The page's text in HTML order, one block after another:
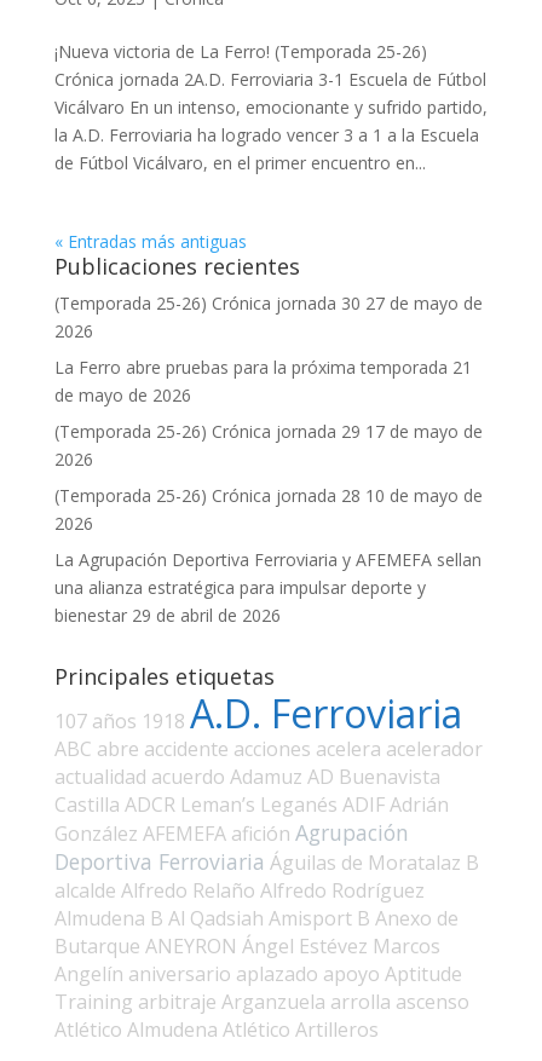
¡Nueva victoria de La Ferro! (Temporada 25-26)
Crónica jornada 2A.D. Ferroviaria 3-1 Escuela de Fútbol
Vicálvaro ​​​​​En un intenso, emocionante y sufrido partido,
la A.D. Ferroviaria ha logrado vencer 3 a 1 a la Escuela
de Fútbol Vicálvaro, en el primer encuentro en...
« Entradas más antiguas
Publicaciones recientes
(Temporada 25-26) Crónica jornada 30 27 de mayo de
2026
La Ferro abre pruebas para la próxima temporada 21
de mayo de 2026
(Temporada 25-26) Crónica jornada 29 17 de mayo de
2026
(Temporada 25-26) Crónica jornada 28 10 de mayo de
2026
La Agrupación Deportiva Ferroviaria y AFEMEFA sellan
una alianza estratégica para impulsar deporte y
bienestar 29 de abril de 2026
Principales etiquetas
107 años 1918 A.D. Ferroviaria
ABC abre accidente acciones acelera acelerador
actualidad acuerdo Adamuz AD Buenavista
Castilla ADCR Leman’s Leganés ADIFAdrián
González AFEMEFA afición Agrupación
Deportiva Ferroviaria Águilas de Moratalaz B
alcalde Alfredo Relaño Alfredo Rodríguez
Almudena B Al Qadsiah Amisport B Anexo de
Butarque ANEYRON Ángel Estévez Marcos
Angelín aniversario aplazado apoyo Aptitude
Training arbitraje Arganzuela arrolla ascenso
Atlético Almudena Atlético Artilleros